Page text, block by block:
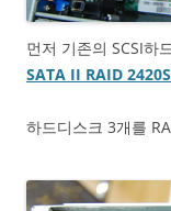
먼저 기존의 SCSI하
SATA II RAID
하드디스크 3개를